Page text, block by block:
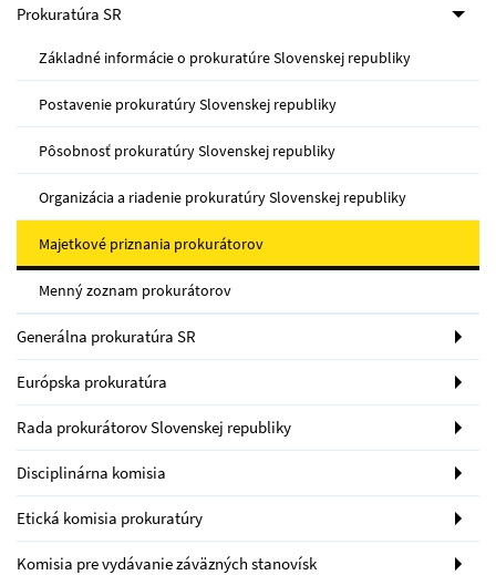
Prokuratúra SR
Základné informácie o prokuratúre Slovenskej republiky
Postavenie prokuratúry Slovenskej republiky
Pôsobnosť prokuratúry Slovenskej republiky
Organizácia a riadenie prokuratúry Slovenskej republiky
Majetkové priznania prokurátorov
Menný zoznam prokurátorov
Generálna prokuratúra SR
Európska prokuratúra
Rada prokurátorov Slovenskej republiky
Disciplinárna komisia
Etická komisia prokuratúry
Komisia pre vydávanie záväzných stanovísk